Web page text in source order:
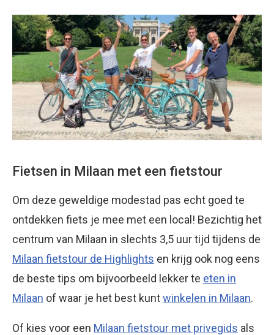
Fietsen in Milaan met een fietstour
Om deze geweldige modestad pas echt goed te
ontdekken fiets je mee met een local! Bezichtig het
centrum van Milaan in slechts 3,5 uur tijd tijdens de
Milaan fietstour de Highlights en krijg ook nog eens
de beste tips om bijvoorbeeld lekker te eten in
Milaan of waar je het best kuntwinkelen in Milaan.
Of kies voor een Milaan fietstour met privegids als